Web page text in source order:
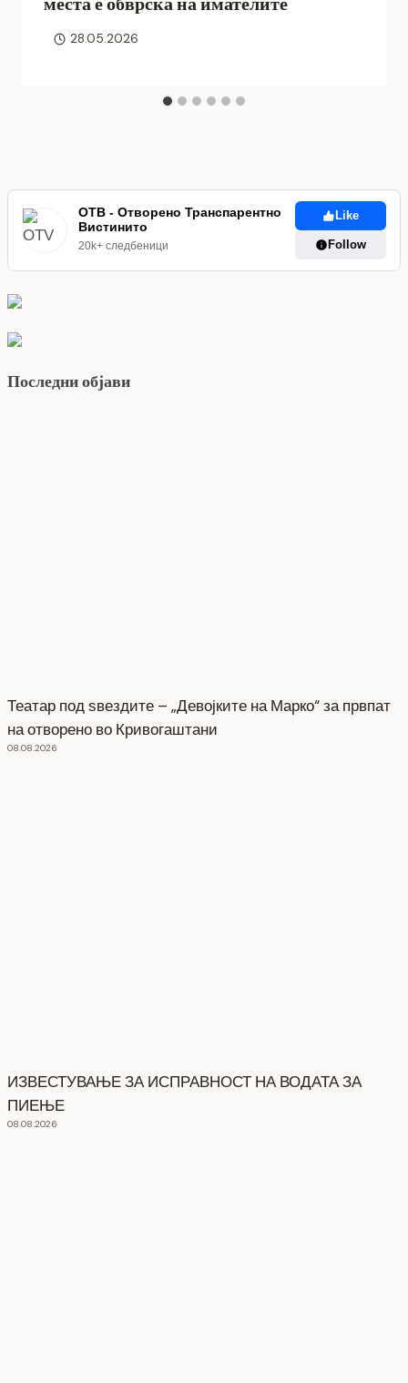
28.05.2026
ОТВ - Отворено Транспарентно
Вистинито
20k+ следбеници
Like
Follow
Последни објави
Театар под ѕвездите – „Девојките на Марко“ за првпат
на отворено во Кривогаштани
08.08.2026
ИЗВЕСТУВАЊЕ ЗА ИСПРАВНОСТ НА ВОДАТА ЗА
ПИЕЊЕ
08.08.2026